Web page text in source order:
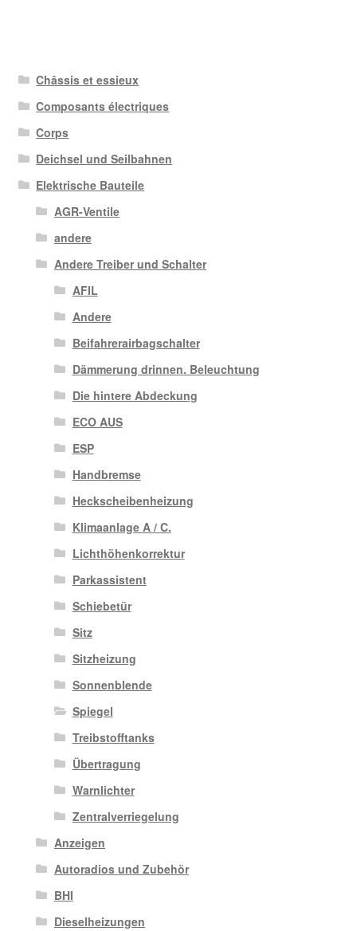
Châssis et essieux
Composants électriques
Corps
Deichsel und Seilbahnen
Elektrische Bauteile
AGR-Ventile
andere
Andere Treiber und Schalter
AFIL
Andere
Beifahrerairbagschalter
Dämmerung drinnen. Beleuchtung
Die hintere Abdeckung
ECO AUS
ESP
Handbremse
Heckscheibenheizung
Klimaanlage A / C.
Lichthöhenkorrektur
Parkassistent
Schiebetür
Sitz
Sitzheizung
Sonnenblende
Spiegel
Treibstofftanks
Übertragung
Warnlichter
Zentralverriegelung
Anzeigen
Autoradios und Zubehör
BHI
Dieselheizungen